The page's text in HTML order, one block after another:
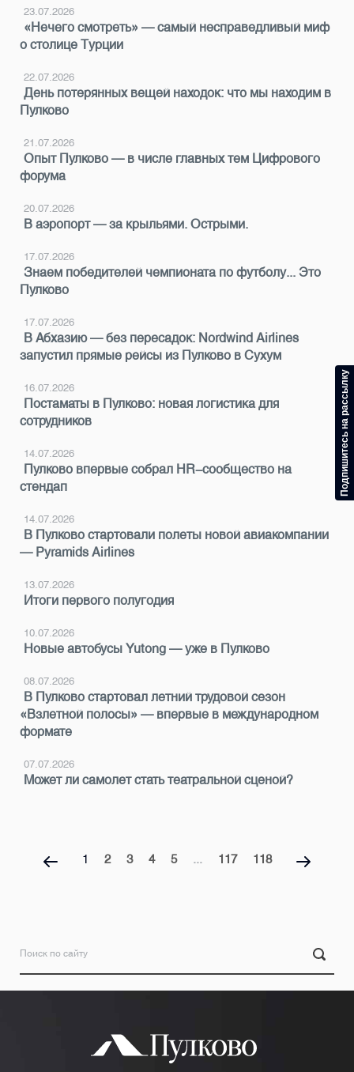
23.07.2026
«Нечего смотреть» — самый несправедливый миф
о столице Турции
22.07.2026
День потерянных вещей находок: что мы находим в
Пулково
21.07.2026
Опыт Пулково — в числе главных тем Цифрового
форума
20.07.2026
В аэропорт — за крыльями. Острыми.
17.07.2026
Знаем победителей чемпионата по футболу... Это
Пулково
17.07.2026
В Абхазию — без пересадок: Nordwind Airlines
запустил прямые рейсы из Пулково в Сухум
16.07.2026
Постаматы в Пулково: новая логистика для
сотрудников
14.07.2026
Пулково впервые собрал HR-сообщество на
стендап
14.07.2026
В Пулково стартовали полеты новой авиакомпании
— Pyramids Airlines
13.07.2026
Итоги первого полугодия
10.07.2026
Новые автобусы Yutong — уже в Пулково
08.07.2026
В Пулково стартовал летний трудовой сезон
«Взлетной полосы» — впервые в международном
формате
07.07.2026
Может ли самолет стать театральной сценой?
1 2 3 4 5 ... 117 118
Подпишитесь на рассылку